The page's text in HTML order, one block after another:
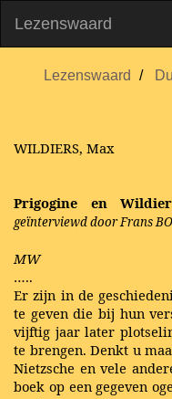
Lezenswaard
Lezenswaard
WILDIERS, Max
Prigogine en
geïnterviewd door Frans
MW
…..
Er zijn in de
te geven die bij hun
vijftig jaar later
te brengen. Denkt u
Nietzsche en vele
boek op een gegeven